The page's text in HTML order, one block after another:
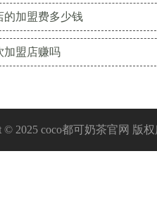
的加盟费多少钱
加盟店赚吗
© 2025 coco都可奶茶官网 版